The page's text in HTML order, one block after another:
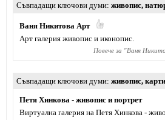
Съвпадащи ключови думи живопис,
Ваня Никитова Арт
Арт галерия живопис и иконопис.
Повече за "Ваня
Съвпадащи ключови думи живопис,
Петя Хинкова - живопис и портрет
Виртуална галерия на Петя Хинкова -